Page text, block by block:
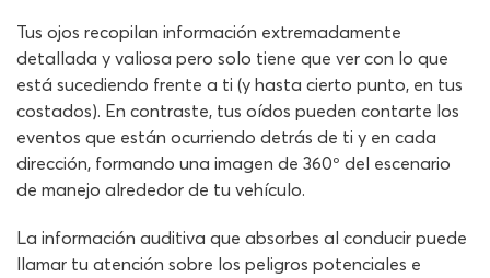
Tus ojos recopilan información extremadamente
detallada y valiosa pero solo tiene que ver con lo que
está sucediendo frente a ti (y hasta cierto punto, en tus
costados). En contraste, tus oídos pueden contarte los
eventos que están ocurriendo detrás de ti y en cada
dirección, formando una imagen de 360º del escenario
de manejo alrededor de tu vehículo.
La información auditiva que absorbes al conducir puede
llamar tu atención sobre los peligros potenciales e